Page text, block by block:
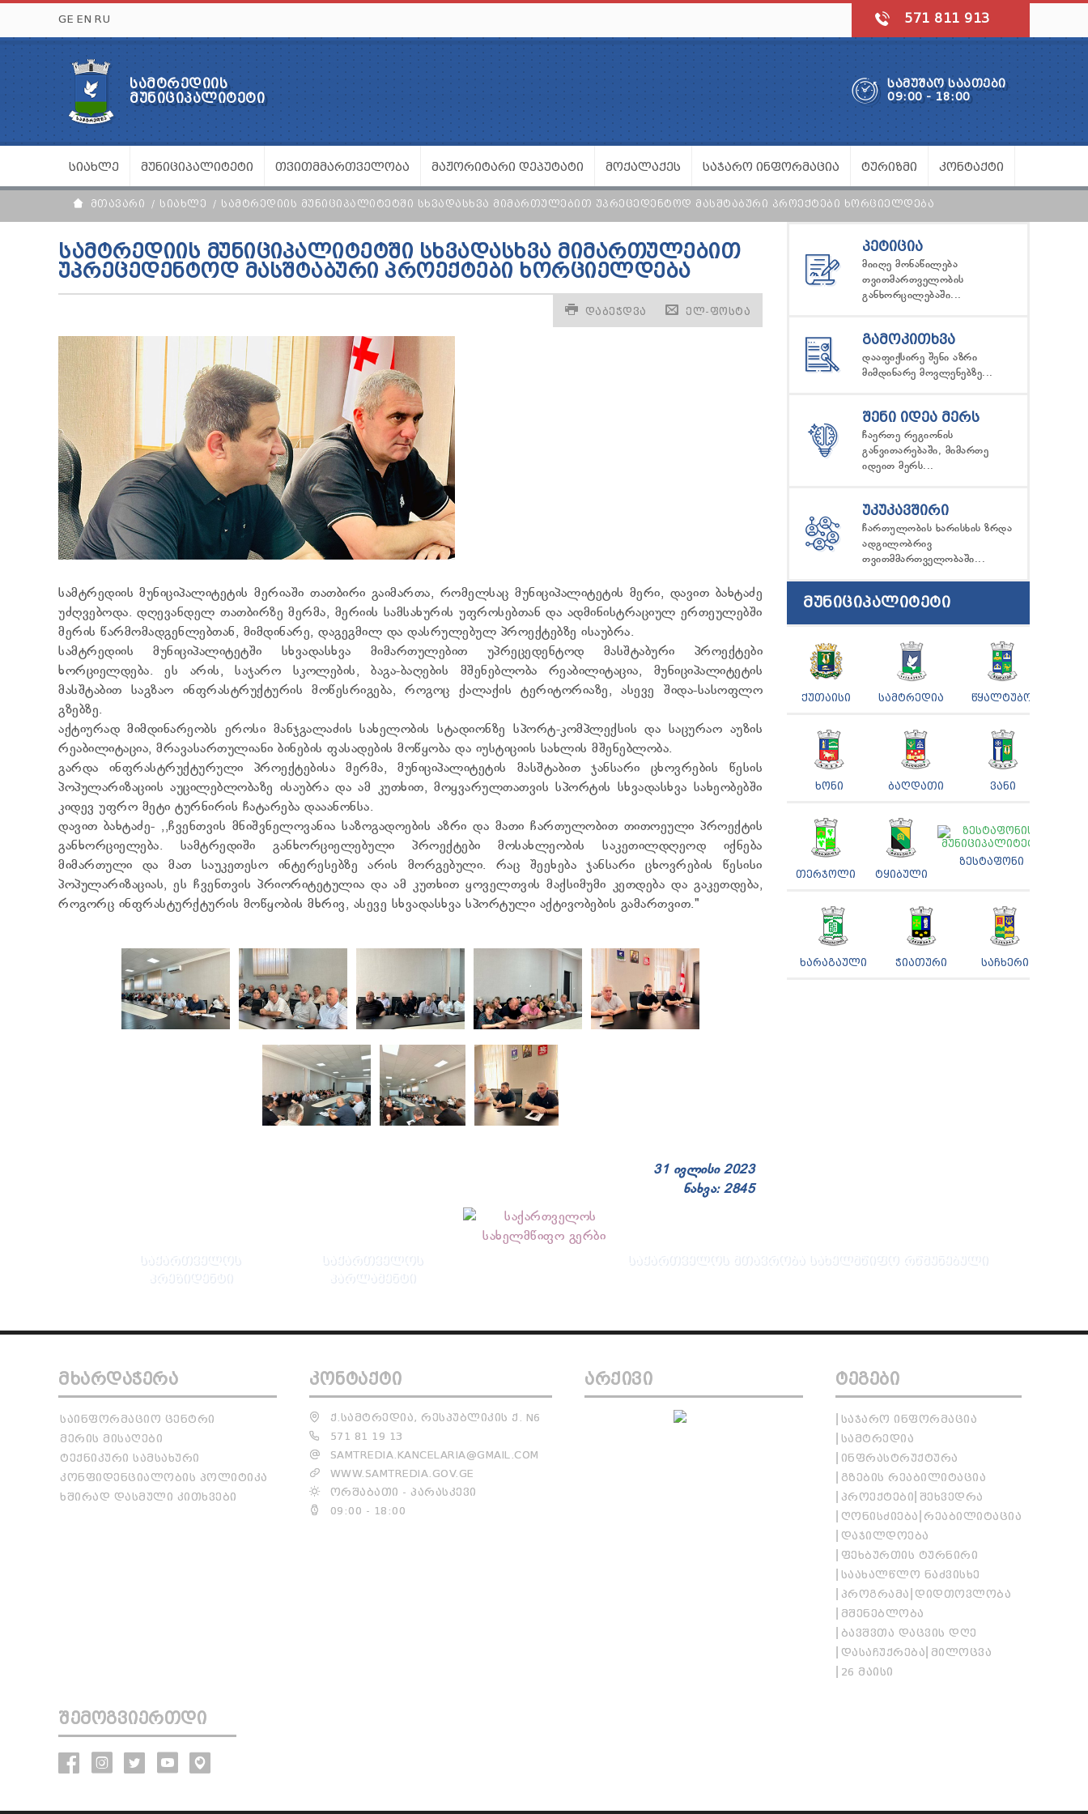
GE EN RU 571 811 913
ᲡᲐᲛᲢᲠᲔᲓᲘᲘᲡ
ᲛᲣᲜᲘᲪᲘᲞᲐᲚᲘᲢᲔᲢᲘ
ᲡᲐᲛᲣᲨᲐᲝ ᲡᲐᲐᲗᲔᲑᲘ
09:00 - 18:00
ᲡᲘᲐᲮᲚᲔ ᲛᲣᲜᲘᲪᲘᲞᲐᲚᲘᲢᲔᲢᲘ ᲗᲕᲘᲗᲛᲛᲐᲠᲗᲕᲔᲚᲝᲑᲐ ᲛᲐᲟᲝᲠᲘᲢᲐᲠᲘ ᲓᲔᲞᲣᲢᲐᲢᲘ ᲛᲝᲥᲐᲚᲐᲥᲔᲡ ᲡᲐᲯᲐᲠᲝ ᲘᲜᲤᲝᲠᲛᲐᲪᲘᲐ ᲢᲣᲠᲘᲖᲛᲘ ᲙᲝᲜᲢᲐᲥᲢᲘ
ᲛᲗᲐᲕᲐᲠᲘ ᲡᲘᲐᲮᲚᲔ ᲡᲐᲛᲢᲠᲔᲓᲘᲘᲡ ᲛᲣᲜᲘᲪᲘᲞᲐᲚᲘᲢᲔᲢᲨᲘ ᲡᲮᲕᲐᲓᲐᲡᲮᲕᲐ ᲛᲘᲛᲐᲠᲗᲣᲚᲔᲑᲘᲗ ᲣᲞᲠᲔᲪᲔᲓᲔᲜᲢᲝᲓ ᲛᲐᲡᲨᲢᲐᲑᲣᲠᲘ ᲞᲠᲝᲔᲥᲢᲔᲑᲘ ᲮᲝᲠᲪᲘᲔᲚᲓᲔᲑᲐ
ᲡᲐᲛᲢᲠᲔᲓᲘᲘᲡ ᲛᲣᲜᲘᲪᲘᲞᲐᲚᲘᲢᲔᲢᲨᲘ ᲡᲮᲕᲐᲓᲐᲡᲮᲕᲐ ᲛᲘᲛᲐᲠᲗᲣᲚᲔᲑᲘᲗ
ᲣᲞᲠᲔᲪᲔᲓᲔᲜᲢᲝᲓ ᲛᲐᲡᲨᲢᲐᲑᲣᲠᲘ ᲞᲠᲝᲔᲥᲢᲔᲑᲘ ᲮᲝᲠᲪᲘᲔᲚᲓᲔᲑᲐ
ᲓᲐᲑᲔᲭᲓᲕᲐ ᲔᲚ-ᲤᲝᲡᲢᲐ
სამტრედიის მუნიციპალიტეტის მერიაში თათბირი გაიმართა, რომელსაც მუნიციპალიტეტის მერი, დავით ბახტაძე
უძღვებოდა. დღევანდელ თათბირზე მერმა, მერიის სამსახურის უფროსებთან და ადმინისტრაციულ ერთეულებში
მერის წარმომადგენლებთან, მიმდინარე, დაგეგმილ და დასრულებულ პროექტებზე ისაუბრა.
სამტრედიის მუნიციპალიტეტში სხვადასხვა მიმართულებით უპრეცედენტოდ მასშტაბური პროექტები
ხორციელდება. ეს არის, საჯარო სკოლების, ბაგა-ბაღების მშენებლობა რეაბილიტაცია, მუნიციპალიტეტის
მასშტაბით საგზაო ინფრასტრუქტურის მოწესრიგება, როგოც ქალაქის ტერიტორიაზე, ასევე შიდა-სასოფლო
გზებზე.
აქტიურად მიმდინარეობს ეროსი მანჯგალაძის სახელობის სტადიონზე სპორტ-კომპლექსის და საცურაო აუზის
რეაბილიტაცია, მრავასართულიანი ბინების ფასადების მოწყობა და იუსტიციის სახლის მშენებლობა.
გარდა ინფრასტრუქტურული პროექტებისა მერმა, მუნიციპალიტეტის მასშტაბით ჯანსარი ცხოვრების წესის
პოპულარიზაციის აუცილებლობაზე ისაუბრა და ამ კუთხით, მოყვარულთათვის სპორტის სხვადასხვა სახეობებში
კიდევ უფრო მეტი ტურნირის ჩატარება დააანონსა.
დავით ბახტაძე- ,,ჩვენთვის მნიშვნელოვანია საზოგადოების აზრი და მათი ჩართულობით თითოეული პროექტის
განხორციელება. სამტრედიში განხორციელებული პროექტები მოსახლეობის საკეთილდღეოდ იქნება
მიმართული და მათ საუკეთესო ინტერესებზე არის მორგებული. რაც შეეხება ჯანსარი ცხოვრების წესისი
პოპულარიზაციას, ეს ჩვენთვის პრიორიტეტულია და ამ კუთხით ყოველთვის მაქსიმუმი კეთდება და გაკეთდება,
როგორც ინფრასტურქტურის მოწყობის მხრივ, ასევე სხვადასხვა სპორტული აქტივობების გამართვით."
31 ივლისი 2023
ნახვა: 2845
ᲞᲔᲢᲘᲪᲘᲐ
მიიღე მონაწილება
თვითმართველობის
განხორცილებაში...
ᲒᲐᲛᲝᲙᲘᲗᲮᲕᲐ
დააფიქსირე შენი აზრი
მიმდინარე მოვლენებზე...
ᲨᲔᲜᲘ ᲘᲓᲔᲐ ᲛᲔᲠᲡ
ჩაერთე რეგიონის
განვითარებაში, მიმართე
იდეით მერს...
ᲣᲙᲣᲙᲐᲕᲨᲘᲠᲘ
ჩართულობის ხარისხის ზრდა
ადგილობრივ
თვითმმართველობაში...
ᲛᲣᲜᲘᲪᲘᲞᲐᲚᲘᲢᲔᲢᲘ
ᲥᲣᲗᲐᲘᲡᲘ ᲡᲐᲛᲢᲠᲔᲓᲘᲐ ᲬᲧᲐᲚᲢᲣᲑᲝ
ᲮᲝᲜᲘ ᲑᲐᲦᲓᲐᲗᲘ ᲕᲐᲜᲘ
ᲗᲔᲠᲯᲝᲚᲘ ᲢᲧᲘᲑᲣᲚᲘ
ᲖᲔᲡᲢᲐᲤᲝᲜᲘ
ᲮᲐᲠᲐᲒᲐᲣᲚᲘ ᲭᲘᲐᲗᲣᲠᲘ ᲡᲐᲩᲮᲔᲠᲘ
ᲡᲐᲥᲐᲠᲗᲕᲔᲚᲝᲡ
ᲞᲠᲔᲖᲘᲓᲔᲜᲢᲘ
ᲡᲐᲥᲐᲠᲗᲕᲔᲚᲝᲡ
ᲞᲐᲠᲚᲐᲛᲔᲜᲢᲘ
ᲡᲐᲥᲐᲠᲗᲕᲔᲚᲝᲡ ᲛᲗᲐᲕᲠᲝᲑᲐ ᲡᲐᲮᲔᲚᲛᲬᲘᲤᲝ ᲠᲬᲛᲣᲜᲔᲑᲣᲚᲘ
ᲛᲮᲐᲠᲓᲐᲭᲔᲠᲐ
ᲡᲐᲘᲜᲤᲝᲠᲛᲐᲪᲘᲝ ᲪᲔᲜᲢᲠᲘ
ᲛᲔᲠᲘᲡ ᲛᲘᲡᲐᲦᲔᲑᲘ
ᲢᲔᲥᲜᲘᲙᲣᲠᲘ ᲡᲐᲛᲡᲐᲮᲣᲠᲘ
ᲙᲝᲜᲤᲘᲓᲔᲜᲪᲘᲐᲚᲝᲑᲘᲡ ᲞᲝᲚᲘᲢᲘᲙᲐ
ᲮᲨᲘᲠᲐᲓ ᲓᲐᲡᲛᲣᲚᲘ ᲙᲘᲗᲮᲕᲔᲑᲘ
ᲙᲝᲜᲢᲐᲥᲢᲘ
Ქ.ᲡᲐᲛᲢᲠᲔᲓᲘᲐ, ᲠᲔᲡᲞᲣᲑᲚᲘᲙᲘᲡ Ქ. N6
571 81 19 13
SAMTREDIA.KANCELARIA@GMAIL.COM
WWW.SAMTREDIA.GOV.GE
ᲝᲠᲨᲐᲑᲐᲗᲘ - ᲞᲐᲠᲐᲡᲙᲔᲕᲘ
09:00 - 18:00
ᲐᲠᲥᲘᲕᲘ ᲢᲔᲒᲔᲑᲘ
ᲡᲐᲯᲐᲠᲝ ᲘᲜᲤᲝᲠᲛᲐᲪᲘᲐ
ᲡᲐᲛᲢᲠᲔᲓᲘᲐ
ᲘᲜᲤᲠᲐᲡᲢᲠᲣᲥᲢᲣᲠᲐ
ᲒᲖᲔᲑᲘᲡ ᲠᲔᲐᲑᲘᲚᲘᲢᲐᲪᲘᲐ
ᲞᲠᲝᲔᲥᲢᲔᲑᲘ ᲨᲔᲮᲕᲔᲓᲠᲐ
ᲦᲝᲜᲘᲡᲫᲘᲔᲑᲐ ᲠᲔᲐᲑᲘᲚᲘᲢᲐᲪᲘᲐ
ᲓᲐᲯᲘᲚᲓᲝᲔᲑᲐ
ᲤᲔᲮᲑᲣᲠᲗᲘᲡ ᲢᲣᲠᲜᲘᲠᲘ
ᲡᲐᲐᲮᲐᲚᲬᲚᲝ ᲜᲐᲫᲕᲘᲡᲮᲔ
ᲞᲠᲝᲒᲠᲐᲛᲐ ᲓᲘᲓᲗᲝᲕᲚᲝᲑᲐ
ᲛᲨᲔᲜᲔᲑᲚᲝᲑᲐ
ᲑᲐᲕᲨᲕᲗᲐ ᲓᲐᲪᲕᲘᲡ ᲓᲦᲔ
ᲓᲐᲡᲐᲩᲣᲥᲠᲔᲑᲐ ᲛᲘᲚᲝᲪᲕᲐ
26 ᲛᲐᲘᲡᲘ
ᲨᲔᲛᲝᲒᲕᲘᲔᲠᲗᲓᲘ